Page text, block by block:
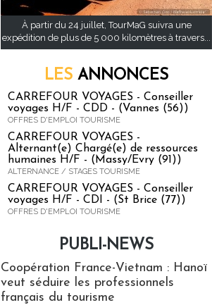
À partir du 24 juillet, TourMaG suivra une
expédition de plus de 5 000 kilomètres à travers...
LES ANNONCES
CARREFOUR VOYAGES - Conseiller
voyages H/F - CDD - (Vannes (56))
OFFRES D'EMPLOI TOURISME
CARREFOUR VOYAGES -
Alternant(e) Chargé(e) de ressources
humaines H/F - (Massy/Evry (91))
ALTERNANCE / STAGES TOURISME
CARREFOUR VOYAGES - Conseiller
voyages H/F - CDI - (St Brice (77))
OFFRES D'EMPLOI TOURISME
PUBLI-NEWS
Coopération France-Vietnam : Hanoï
veut séduire les professionnels
français du tourisme